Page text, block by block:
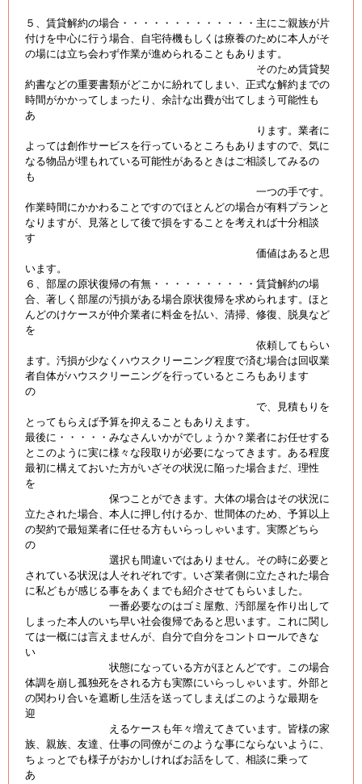
５、賃貸解約の場合・・・・・・・・・・・・・主にご親族が片
付けを中心に行う場合、自宅待機もしくは療養のために本人がそ
の場には立ち会わず作業が進められることもあります。
そのため賃貸契
約書などの重要書類がどこかに紛れてしまい、正式な解約までの
時間がかかってしまったり、余計な出費が出てしまう可能性も
あ
ります。業者に
よっては創作サービスを行っているところもありますので、気に
なる物品が埋もれている可能性があるときはご相談してみるの
も
一つの手です。
作業時間にかかわることですのでほとんどの場合が有料プランと
なりますが、見落として後で損をすることを考えれば十分相談
す
価値はあると思
います。
６、部屋の原状復帰の有無・・・・・・・・・・賃貸解約の場
合、著しく部屋の汚損がある場合原状復帰を求められます。ほと
んどのけケースが仲介業者に料金を払い、清掃、修復、脱臭など
を
依頼してもらい
ます。汚損が少なくハウスクリーニング程度で済む場合は回収業
者自体がハウスクリーニングを行っているところもあります
の
で、見積もりを
とってもらえば予算を抑えることもありえます。
最後に・・・・・みなさんいかがでしょうか？業者にお任せする
とこのように実に様々な段取りが必要になってきます。ある程度
最初に構えておいた方がいざその状況に陥った場合まだ、理性
を
保つことができます。大体の場合はその状況に
立たされた場合、本人に押し付けるか、世間体のため、予算以上
の契約で最短業者に任せる方もいらっしゃいます。実際どちら
の
選択も間違いではありません。その時に必要と
されている状況は人それぞれです。いざ業者側に立たされた場合
に私どもが感じる事をあくまでも紹介させてもらいました。
一番必要なのはゴミ屋敷、汚部屋を作り出して
しまった本人のいち早い社会復帰であると思います。これに関し
ては一概には言えませんが、自分で自分をコントロールできな
い
状態になっている方がほとんどです。この場合
体調を崩し孤独死をされる方も実際にいらっしゃいます。外部と
の関わり合いを遮断し生活を送ってしまえばこのような最期を
迎
えるケースも年々増えてきています。皆様の家
族、親族、友達、仕事の同僚がこのような事にならないように、
ちょっとでも様子がおかしければお話をして、相談に乗って
あ